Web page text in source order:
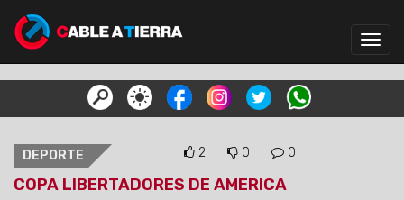
DEPORTE 2 0 0
COPA LIBERTADORES DE AMERICA